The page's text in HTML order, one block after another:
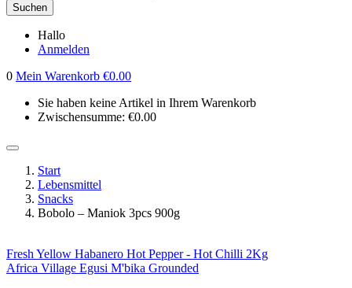
Suchen
Hallo
Anmelden
0 Mein Warenkorb €0.00
Sie haben keine Artikel in Ihrem Warenkorb
Zwischensumme: €0.00
Start
Lebensmittel
Snacks
Bobolo – Maniok 3pcs 900g
Fresh Yellow Habanero Hot Pepper - Hot Chilli 2Kg
Africa Village Egusi M'bika Grounded